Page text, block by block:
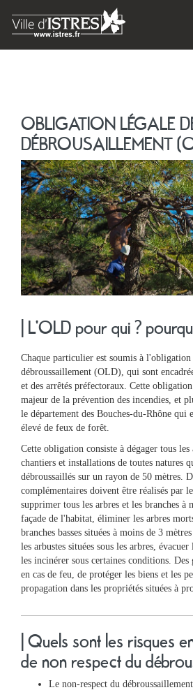
Ma
mairie
Mes
démarches
Ma
ville
Culture
&
Loisirs
|
Tourisme
OBLIGATION LÉGALE
DÉBROUSAILLEMENT
| L'OLD pour qui ?
Chaque particulier est soumis à l'obligation
débroussaillement (OLD), qui sont
et des arrêtés préfectoraux. Cette
majeur de la prévention des incendies, et
le département des Bouches-du-Rhône qui
élevé de feux de forêt.
Cette obligation consiste à dégager tous
chantiers et installations de toutes natures
débroussaillés sur un rayon de 50 mètres.
complémentaires doivent être réalisés par
supprimer tous les arbres et les branches à
façade de l'habitat, éliminer les arbres
branches basses situées à moins de 3
les arbustes situées sous les arbres,
les incinérer sous certaines conditions. Des
en cas de feu, de protéger les biens et les
propagation dans les propriétés situées à
| Quels sont les risques
de non respect du
Le non-respect du